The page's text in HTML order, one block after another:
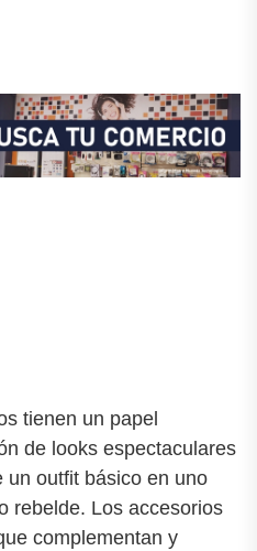
tienen un papel
de looks espectaculares
un outfit básico en uno
rebelde. Los accesorios
complementan y